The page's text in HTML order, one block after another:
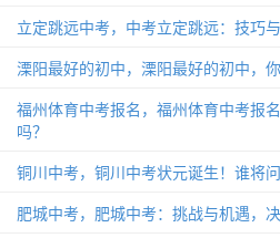
立定跳远中考，中考立定跳远：技巧
溧阳最好的初中，溧阳最好的初中，
福州体育中考报名，福州体育中考报
吗？
铜川中考，铜川中考状元诞生！谁将
肥城中考，肥城中考：挑战与机遇，决